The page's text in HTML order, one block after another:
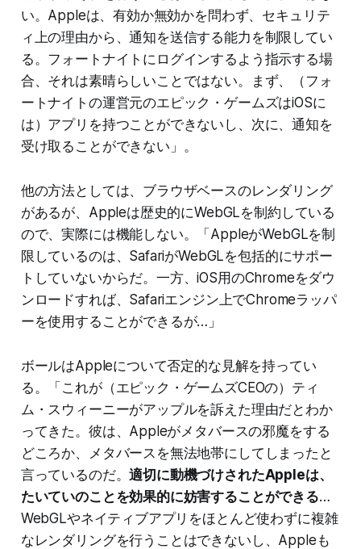
い。Appleは、有効か無効かを問わず、セキュリテ
ィ上の理由から、通知を送信する能力を制限してい
る。フォートナイトにログインするよう指示する場
合、それは素晴らしいことではない。まず、（フォ
ートナイトの運営元のエピック・ゲームズはiOSに
は）アプリを持つことができないし、次に、通知を
受け取ることができない」。
他の方法としては、ブラウザベースのレンダリング
があるが、Appleは歴史的にWebGLを制約している
ので、実際には機能しない。「AppleがWebGLを制
限しているのは、SafariがWebGLを包括的にサポー
トしていないからだ。一方、iOS用のChromeをダウ
ンロードすれば、Safariエンジン上でChromeラッパ
ーを使用することができるが…」
ボールはAppleについて否定的な見解を持ってい
る。「これが（エピック・ゲームズCEOの）ティ
ム・スウィーニーがアップルを訴えた理由だとわか
ってきた。彼は、Appleがメタバースの邪魔をする
どころか、メタバースを無法地帯にしてしまったと
言っているのだ。適切に動機づけされたAppleは、
たいていのことを効果的に妨害することができる…
WebGLやネイティブアプリをほとんど使わずに複雑
なレンダリングを行うことはできないし、Appleも